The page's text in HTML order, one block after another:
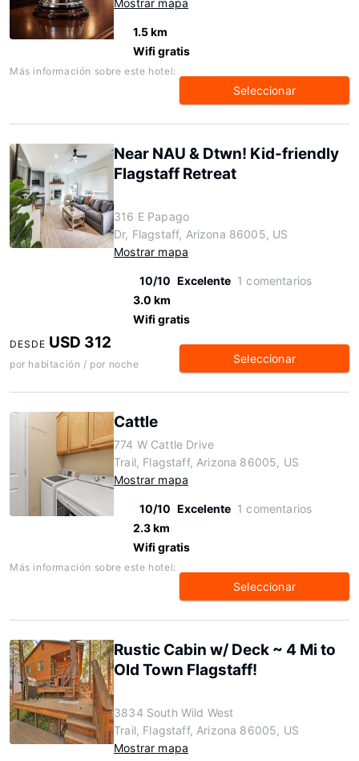
Mostrar mapa
1.5 km
Wifi gratis
Más información sobre este hotel:
Seleccionar
Near NAU & Dtwn! Kid-friendly
Flagstaff Retreat
316 E Papago
Dr, Flagstaff, Arizona 86005, US
Mostrar mapa
10/10 Excelente 1 comentarios
3.0 km
Wifi gratis
DESDE USD 312
por habitación / por noche Seleccionar
Cattle
774 W Cattle Drive
Trail, Flagstaff, Arizona 86005, US
Mostrar mapa
10/10 Excelente 1 comentarios
2.3 km
Wifi gratis
Más información sobre este hotel:
Seleccionar
Rustic Cabin w/ Deck ~ 4 Mi to
Old Town Flagstaff!
3834 South Wild West
Trail, Flagstaff, Arizona 86005, US
Mostrar mapa